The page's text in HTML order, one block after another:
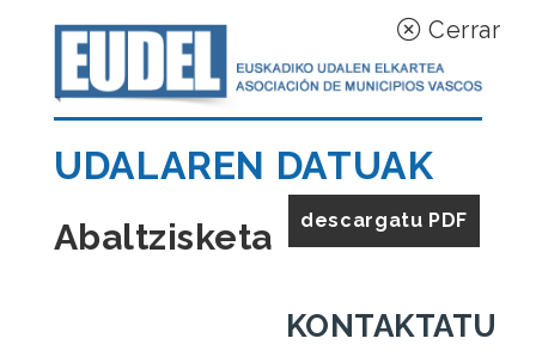
Cerrar
UDALAREN DATUAK
descargatu PDF
Abaltzisketa
KONTAKTATU